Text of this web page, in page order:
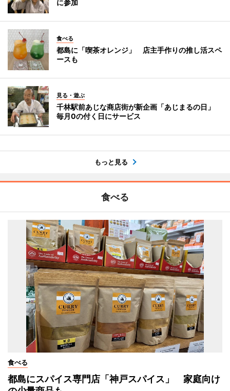
に参加
食べる
都島に「喫茶オレンジ」 店主手作りの推し活スペ
ースも
見る・遊ぶ
千林駅前あじな商店街が新企画「あじまるの日」
毎月0の付く日にサービス
もっと見る
食べる
食べる
都島にスパイス専門店「神戸スパイス」 家庭向け